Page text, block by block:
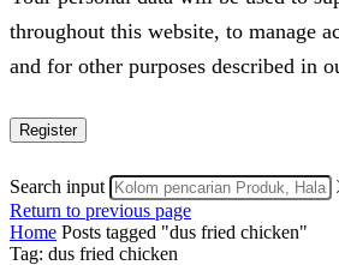
throughout this website, to manage
and for other purposes described in
Register
Search input
Return to previous page
Home Posts tagged "dus fried chicken"
Tag: dus fried chicken